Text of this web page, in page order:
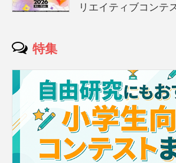
リエイティブコンテ
特集